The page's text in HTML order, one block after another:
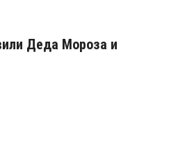
Деда Мороза и